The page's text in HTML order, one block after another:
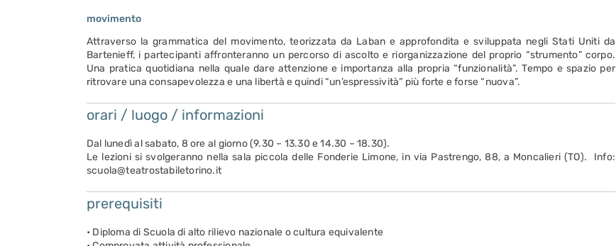
movimento
Attraverso la grammatica del movimento, teorizzata da Laban e approfondita e sviluppata negli Stati Uniti da
Bartenieff, i partecipanti affronteranno un percorso di ascolto e riorganizzazione del proprio “strumento” corpo.
Una pratica quotidiana nella quale dare attenzione e importanza alla propria “funzionalità”. Tempo e spazio per
ritrovare una consapevolezza e una libertà e quindi “un’espressività” più forte e forse “nuova”.
orari / luogo / informazioni
Dal lunedì al sabato, 8 ore al giorno (9.30 – 13.30 e 14.30 – 18.30).
Le lezioni si svolgeranno nella sala piccola delle Fonderie Limone, in via Pastrengo, 88, a Moncalieri (TO). Info:
scuola@teatrostabiletorino.it
prerequisiti
• Diploma di Scuola di alto rilievo nazionale o cultura equivalente